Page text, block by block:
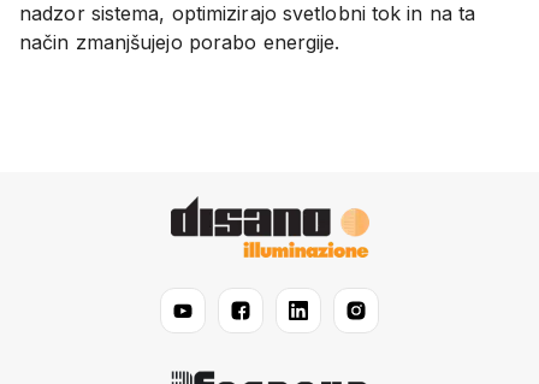
nadzor sistema, optimizirajo svetlobni tok in na ta
način zmanjšujejo porabo energije.